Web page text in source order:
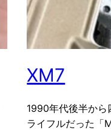
XM7
1990年代後半から
ライフルだった「